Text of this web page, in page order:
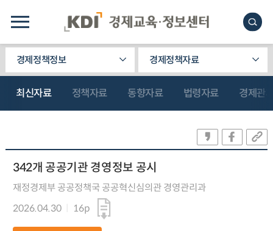
경제정책정보 경제정책자료
최신자료 정책자료 동향자료 법령자료 경제관
342개 공공기관 경영정보 공시
재정경제부 공공정책국 공공혁신심의관 경영관리과
2026.04.30
16p